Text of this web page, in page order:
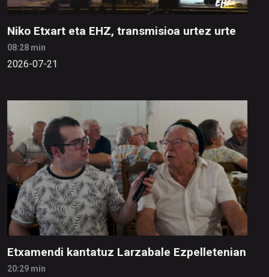
Niko Etxart eta EHZ, transmisioa urtez urte
08:28 min
2026-07-21
Etxamendi kantatuz Larzabale Ezpelletenian
20:29 min